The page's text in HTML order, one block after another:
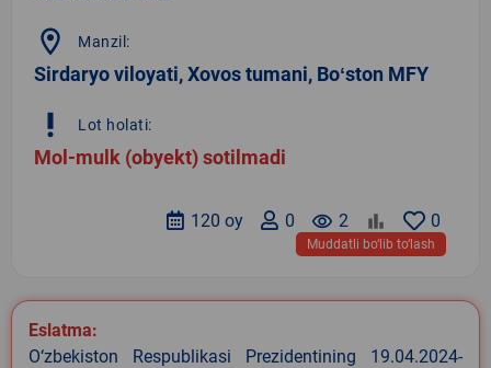
location_on Manzil:
Sirdaryo viloyati, Xovos tumani, Boʻston MFY
priority_high Lot holati:
Mol-mulk (obyekt) sotilmadi
0
remove_red_eye 2
0
120 oy
Muddatli bo‘lib to‘lash
Eslatma:
O‘zbekiston Respublikasi Prezidentining 19.04.2024-